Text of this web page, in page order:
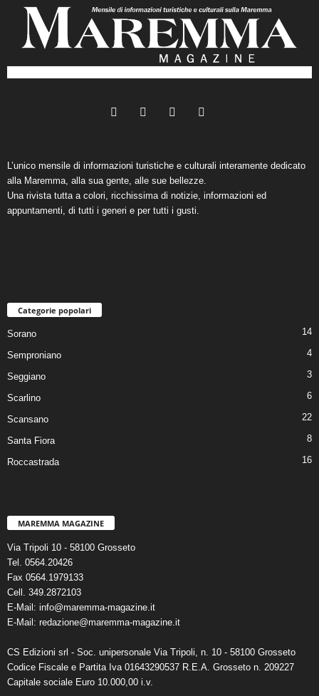
L’unico mensile di informazioni turistiche e culturali interamente dedicato
alla Maremma, alla sua gente, alle sue bellezze.
Una rivista tutta a colori, ricchissima di notizie, informazioni ed
appuntamenti, di tutti i generi e per tutti i gusti.
Categorie popolari
Sorano 14
Semproniano 4
Seggiano 3
Scarlino 6
Scansano 22
Santa Fiora 8
Roccastrada 16
MAREMMA MAGAZINE
Via Tripoli 10 - 58100 Grosseto
Tel. 0564.20426
Fax 0564.1979133
Cell. 349.2872103
E-Mail: info@maremma-magazine.it
E-Mail: redazione@maremma-magazine.it
CS Edizioni srl - Soc. unipersonale Via Tripoli, n. 10 - 58100 Grosseto
Codice Fiscale e Partita Iva 01643290537 R.E.A. Grosseto n. 209227
Capitale sociale Euro 10.000,00 i.v.